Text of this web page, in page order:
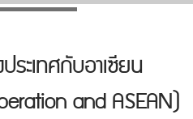
ระเทศกับอาเซียน
and ASEAN)